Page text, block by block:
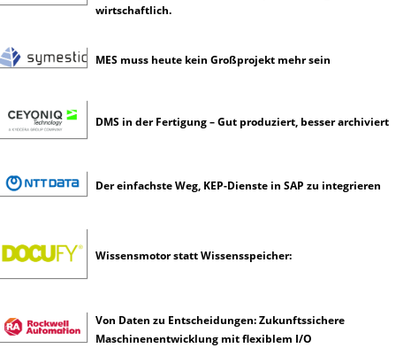
wirtschaftlich.
MES muss heute kein Großprojekt mehr sein
DMS in der Fertigung – Gut produziert, besser archiviert
Der einfachste Weg, KEP-Dienste in SAP zu integrieren
Wissensmotor statt Wissensspeicher:
Von Daten zu Entscheidungen: Zukunftssichere
Maschinenentwicklung mit flexiblem I/O